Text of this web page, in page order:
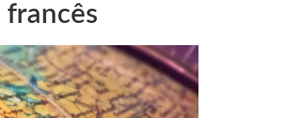
francês